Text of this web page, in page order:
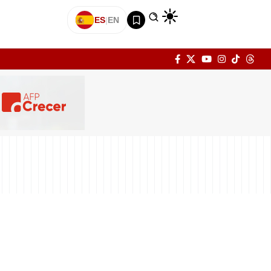
ES|EN